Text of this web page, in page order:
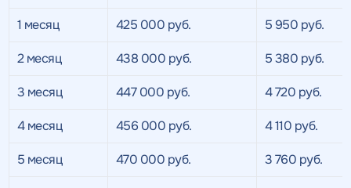
1 месяц 425 000 руб. 5 950 руб.
2 месяц 438 000 руб. 5 380 руб.
3 месяц 447 000 руб. 4 720 руб.
4 месяц 456 000 руб. 4 110 руб.
5 месяц 470 000 руб. 3 760 руб.